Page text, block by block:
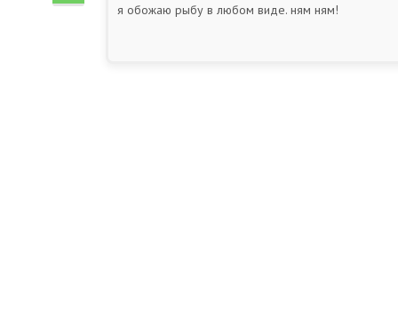
я обожаю рыбу в любом виде. ням ням!